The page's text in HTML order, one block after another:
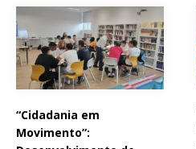
“Cidadania em
Movimento”:
Páginas